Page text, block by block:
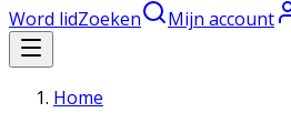
Word lidZoeken Mijn account
Home